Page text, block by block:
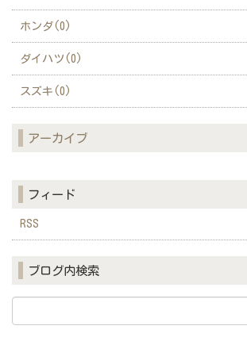
ホンダ(0)
ダイハツ(0)
スズキ(0)
アーカイブ
フィード
RSS
ブログ内検索